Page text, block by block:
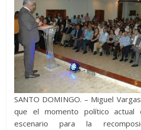
SANTO DOMINGO. – Miguel
que el momento político actual
escenario para la